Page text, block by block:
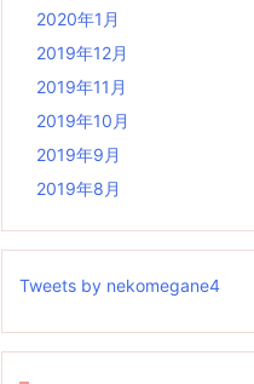
2020年1月
2019年12月
2019年11月
2019年10月
2019年9月
2019年8月
Tweets by nekomegane4